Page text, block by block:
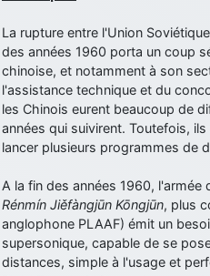
fox_50: Bonjour, certains parmis
meeting de Lann Bihoué de 2026 ?
cachée dans les pins : Coucou
au site!
jericho: Bonne année et tous
2026 !
little boy
: je vous souhaite un
année!
jericho: Merci D9pouces, à mon
et de bonnes fêtes de fin d'année.
d9pouces : Joyeux Noël à tous !
La rupture entre l'Union
des années 1960 porta un coup
chinoise, et notamment à son
l'assistance technique et du
les Chinois eurent beaucoup de
années qui suivirent. Toutefois,
lancer plusieurs programmes de
A la fin des années 1960, l'armée
Rénmín Jiěfàngjūn Kōngjūn, plus
anglophone PLAAF) émit un
supersonique, capable de se
distances, simple à l'usage et